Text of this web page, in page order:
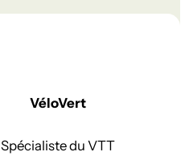
VéloVert
Spécialiste du VTT